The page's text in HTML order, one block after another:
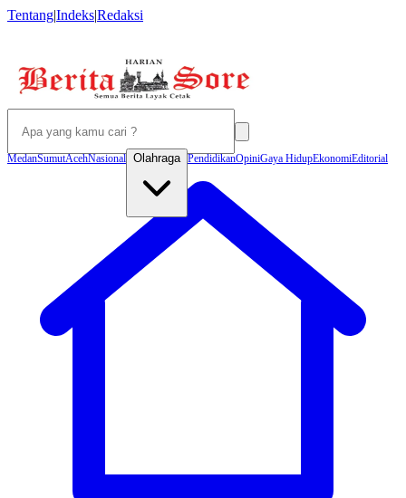
Tentang|Indeks|Redaksi
MedanSumutAcehNasional Olahraga PendidikanOpiniGaya HidupEkonomiEditorial